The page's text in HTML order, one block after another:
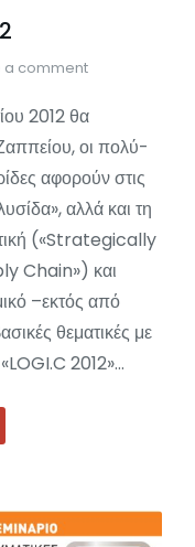
a comment
2012 θα
οι πολύ-
αφορούν στις
αλλά και τη
(«Strategically
Chain») και
–εκτός από
θεματικές με
2012»…